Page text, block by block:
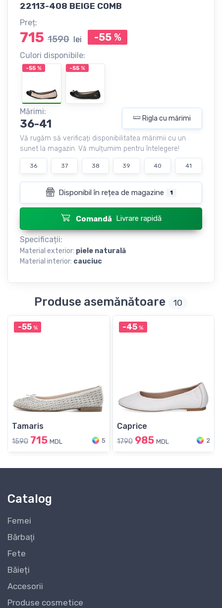
22113-408 BEIGE COMB
Preț:
715 1590 lei -55%
Culori disponibile:
-55 % -55 %
Mărimi:
36-41 Rigla cu mărimi
Vă rugăm să verificați disponibilitatea mărimii cu un
sunet la magazin. Vă mulțumim pentru întelegere!
36 37 38 39 40 41
Disponibil în rețea de magazine 1
Comandă Livrare rapidă
Specificații:
Material exterior: piele naturală
Material interior: cauciuc
Produse asemănătoare 10
-55%
Tamaris
1590 715 MDL 5
-45 %
Caprice
1790 985 MDL 2
Catalog
Femei
Bărbaţi
Fete
Băieți
Accesorii
Produse cosmetice